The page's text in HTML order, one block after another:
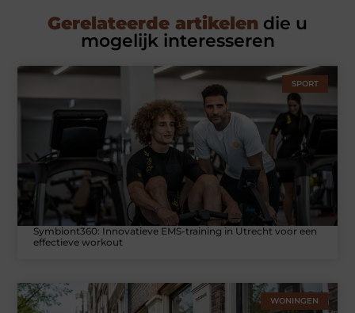
Gerelateerde artikelen die u
mogelijk interesseren
SPORT
Symbiont360: Innovatieve EMS-training in Utrecht voor een
effectieve workout
WONINGEN